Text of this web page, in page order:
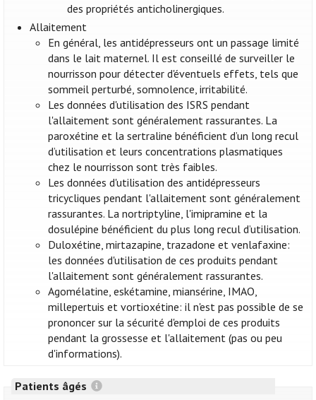
des propriétés anticholinergiques.
Allaitement
En général, les antidépresseurs ont un passage limité
dans le lait maternel. Il est conseillé de surveiller le
nourrisson pour détecter d'éventuels effets, tels que
sommeil perturbé, somnolence, irritabilité.
Les données d'utilisation des ISRS pendant
l'allaitement sont généralement rassurantes. La
paroxétine et la sertraline bénéficient d’un long recul
d’utilisation et leurs concentrations plasmatiques
chez le nourrisson sont très faibles.
Les données d'utilisation des antidépresseurs
tricycliques pendant l'allaitement sont généralement
rassurantes. La nortriptyline, l'imipramine et la
dosulépine bénéficient du plus long recul d’utilisation.
Duloxétine, mirtazapine, trazadone et venlafaxine:
les données d'utilisation de ces produits pendant
l'allaitement sont généralement rassurantes.
Agomélatine, eskétamine, miansérine, IMAO,
millepertuis et vortioxétine: il n'est pas possible de se
prononcer sur la sécurité d'emploi de ces produits
pendant la grossesse et l'allaitement (pas ou peu
d'informations).
Patients âgés